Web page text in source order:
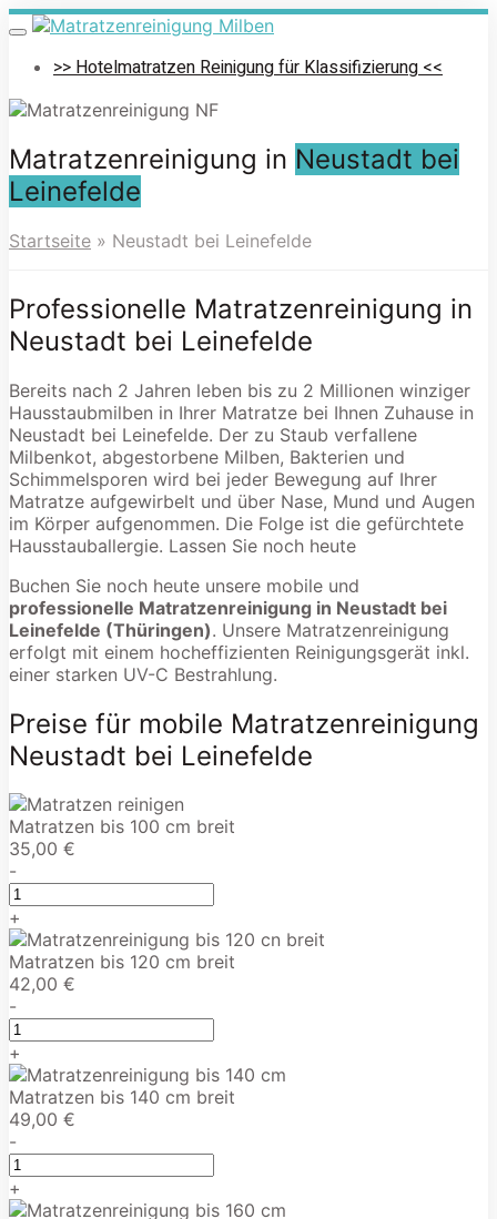
Skip
to
main
Toggle
navigation>> Hotelmatratzen Reinigung für Klassifizierung <<
Matratzenreinigung in Neustadt bei
Leinefelde
Startseite » Neustadt bei Leinefelde
Professionelle Matratzenreinigung in
Neustadt bei Leinefelde
Bereits nach 2 Jahren leben bis zu 2 Millionen winziger
Hausstaubmilben in Ihrer Matratze bei Ihnen Zuhause in
Neustadt bei Leinefelde. Der zu Staub verfallene
Milbenkot, abgestorbene Milben, Bakterien und
Schimmelsporen wird bei jeder Bewegung auf Ihrer
Matratze aufgewirbelt und über Nase, Mund und Augen
im Körper aufgenommen. Die Folge ist die gefürchtete
Hausstauballergie. Lassen Sie noch heute
Buchen Sie noch heute unsere mobile und
professionelle Matratzenreinigung in Neustadt bei
Leinefelde (Thüringen). Unsere Matratzenreinigung
erfolgt mit einem hocheffizienten Reinigungsgerät inkl.
einer starken UV-C Bestrahlung.
Preise für mobile Matratzenreinigung
Neustadt bei Leinefelde
Matratzen bis 100 cm breit
35,00 €
-
+
Matratzen bis 120 cm breit
42,00 €
-
+
Matratzen bis 140 cm breit
49,00 €
-
+